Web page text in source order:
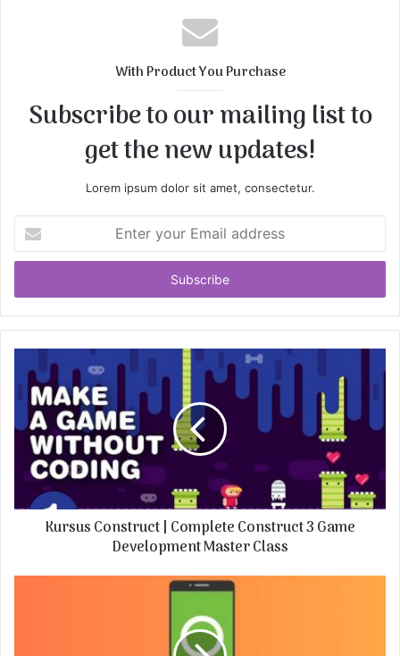
s
i
With Product You Purchase
Subscribe to our mailing list to
get the new updates!
Lorem ipsum dolor sit amet, consectetur.
t
r
y
a
d
Kursus Construct | Complete Construct 3 Game
Development Master Class